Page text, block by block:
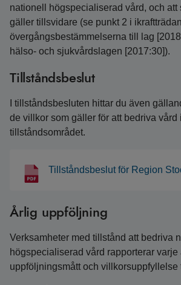
nationell högspecialiserad vård, och att
gäller tillsvidare (se punkt 2 i
övergångsbestämmelserna till lag
hälso- och sjukvårdslagen [2017:30]).
Tillståndsbeslut
I tillståndsbesluten hittar du även
de villkor som gäller för att bedriva vård
tillståndsområdet.
Tillståndsbeslut för Region
Årlig uppföljning
Verksamheter med tillstånd att bedriva
högspecialiserad vård rapporterar varje
uppföljningsmått och